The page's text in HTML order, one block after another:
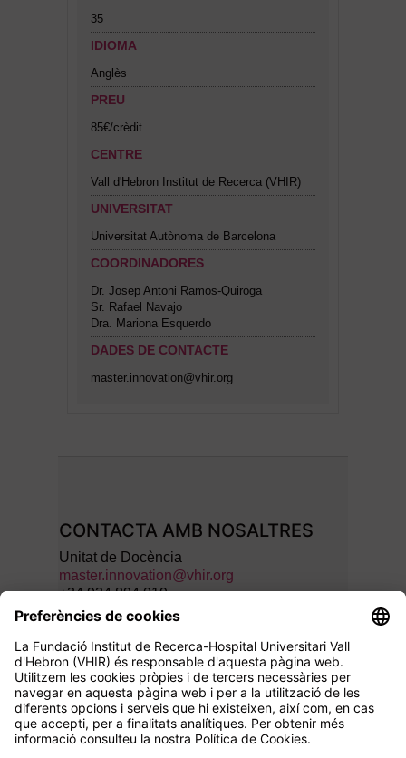
35
IDIOMA
Anglès
PREU
85€/crèdit
CENTRE
Vall d'Hebron Institut de Recerca (VHIR)
UNIVERSITAT
Universitat Autònoma de Barcelona
COORDINADORES
Dr. Josep Antoni Ramos-Quiroga
Sr. Rafael Navajo
Dra. Mariona Esquerdo
DADES DE CONTACTE
master.innovation@vhir.org
CONTACTA AMB NOSALTRES
Unitat de Docència
master.innovation@vhir.org
+34 934 894 019
SEGUEIX-NOS A: